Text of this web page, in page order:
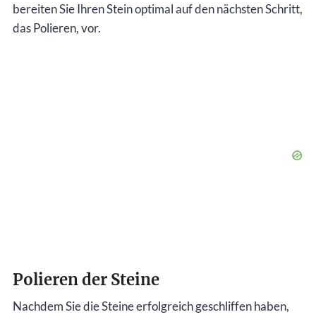
bereiten Sie Ihren Stein optimal auf den nächsten Schritt,
das Polieren, vor.
Polieren der Steine
Nachdem Sie die Steine erfolgreich geschliffen haben,